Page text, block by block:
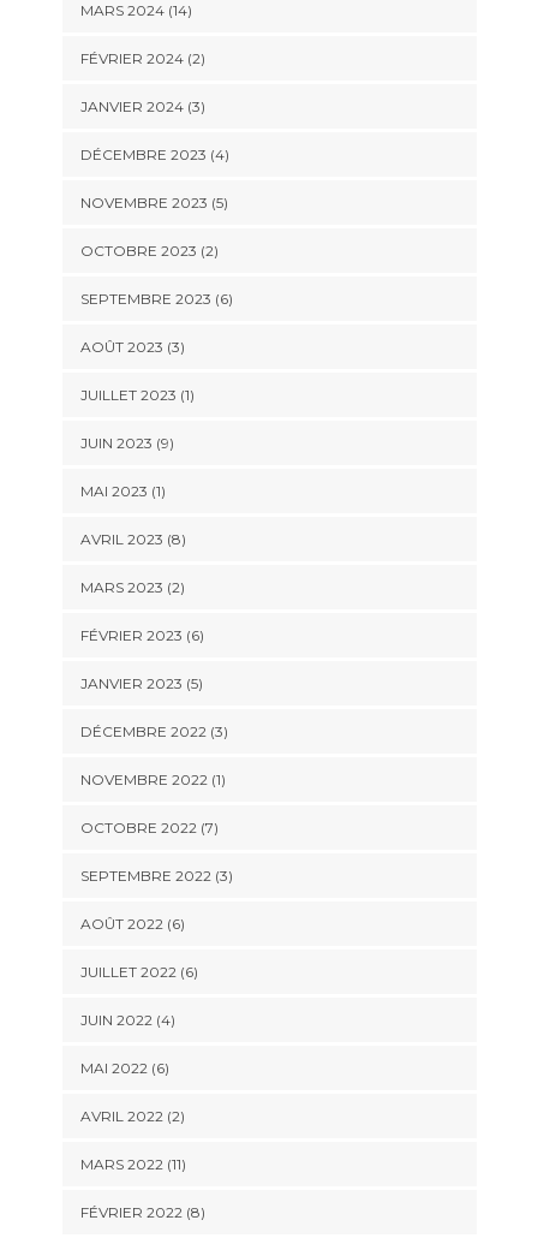
MARS 2024 (14)
FÉVRIER 2024 (2)
JANVIER 2024 (3)
DÉCEMBRE 2023 (4)
NOVEMBRE 2023 (5)
OCTOBRE 2023 (2)
SEPTEMBRE 2023 (6)
AOÛT 2023 (3)
JUILLET 2023 (1)
JUIN 2023 (9)
MAI 2023 (1)
AVRIL 2023 (8)
MARS 2023 (2)
FÉVRIER 2023 (6)
JANVIER 2023 (5)
DÉCEMBRE 2022 (3)
NOVEMBRE 2022 (1)
OCTOBRE 2022 (7)
SEPTEMBRE 2022 (3)
AOÛT 2022 (6)
JUILLET 2022 (6)
JUIN 2022 (4)
MAI 2022 (6)
AVRIL 2022 (2)
MARS 2022 (11)
FÉVRIER 2022 (8)